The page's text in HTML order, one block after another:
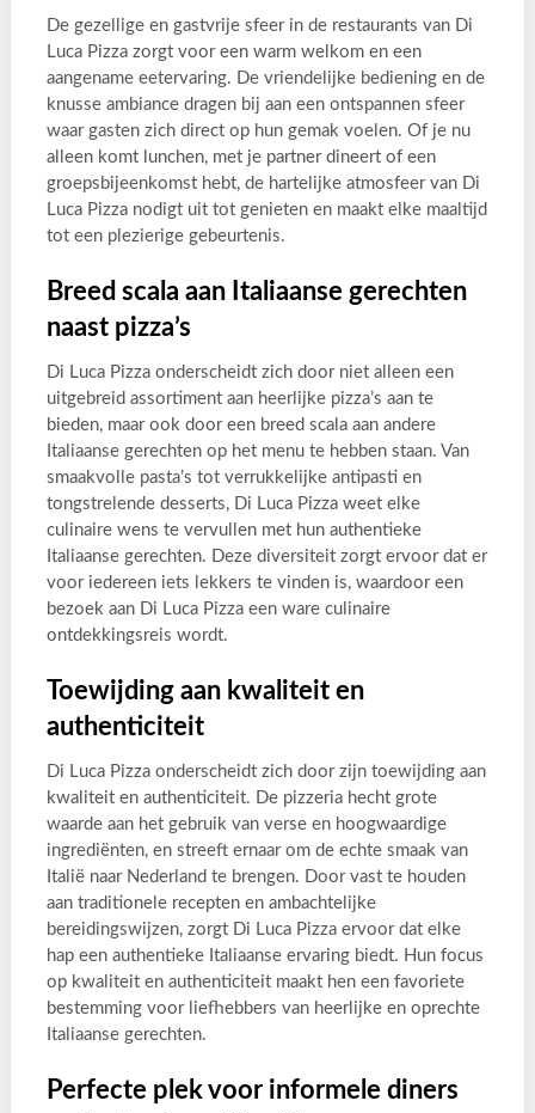
De gezellige en gastvrije sfeer in de restaurants van Di
Luca Pizza zorgt voor een warm welkom en een
aangename eetervaring. De vriendelijke bediening en de
knusse ambiance dragen bij aan een ontspannen sfeer
waar gasten zich direct op hun gemak voelen. Of je nu
alleen komt lunchen, met je partner dineert of een
groepsbijeenkomst hebt, de hartelijke atmosfeer van Di
Luca Pizza nodigt uit tot genieten en maakt elke maaltijd
tot een plezierige gebeurtenis.
Breed scala aan Italiaanse gerechten
naast pizza’s
Di Luca Pizza onderscheidt zich door niet alleen een
uitgebreid assortiment aan heerlijke pizza’s aan te
bieden, maar ook door een breed scala aan andere
Italiaanse gerechten op het menu te hebben staan. Van
smaakvolle pasta’s tot verrukkelijke antipasti en
tongstrelende desserts, Di Luca Pizza weet elke
culinaire wens te vervullen met hun authentieke
Italiaanse gerechten. Deze diversiteit zorgt ervoor dat er
voor iedereen iets lekkers te vinden is, waardoor een
bezoek aan Di Luca Pizza een ware culinaire
ontdekkingsreis wordt.
Toewijding aan kwaliteit en
authenticiteit
Di Luca Pizza onderscheidt zich door zijn toewijding aan
kwaliteit en authenticiteit. De pizzeria hecht grote
waarde aan het gebruik van verse en hoogwaardige
ingrediënten, en streeft ernaar om de echte smaak van
Italië naar Nederland te brengen. Door vast te houden
aan traditionele recepten en ambachtelijke
bereidingswijzen, zorgt Di Luca Pizza ervoor dat elke
hap een authentieke Italiaanse ervaring biedt. Hun focus
op kwaliteit en authenticiteit maakt hen een favoriete
bestemming voor liefhebbers van heerlijke en oprechte
Italiaanse gerechten.
Perfecte plek voor informele diners